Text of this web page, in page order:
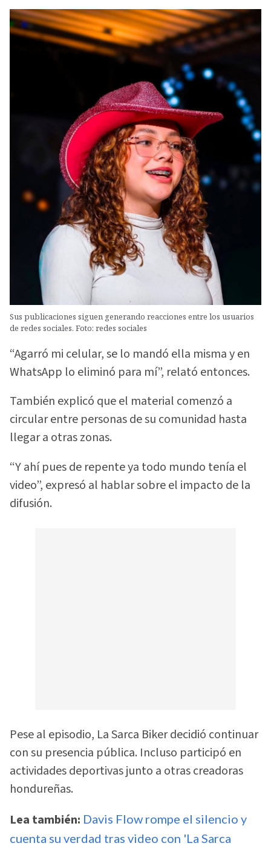
Sus publicaciones siguen generando reacciones entre los usuarios
de redes sociales. Foto: redes sociales
“Agarró mi celular, se lo mandó ella misma y en
WhatsApp lo eliminó para mí”, relató entonces.
También explicó que el material comenzó a
circular entre personas de su comunidad hasta
llegar a otras zonas.
“Y ahí pues de repente ya todo mundo tenía el
video”, expresó al hablar sobre el impacto de la
difusión.
Pese al episodio, La Sarca Biker decidió continuar
con su presencia pública. Incluso participó en
actividades deportivas junto a otras creadoras
hondureñas.
Lea también: Davis Flow rompe el silencio y
cuenta su verdad tras video con 'La Sarca